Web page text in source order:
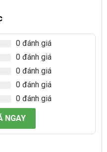
0 đánh giá
0 đánh giá
0 đánh giá
0 đánh giá
0 đánh giá
NGAY